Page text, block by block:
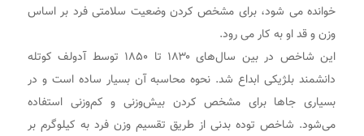
خوانده می شود، برای مشخص کردن وضعیت سلامتی فرد بر اساس
وزن و قد او به کار می رود.
این شاخص در بین سال‌های ۱۸۳۰ تا ۱۸۵۰ توسط آدولف کوتله
دانشمند بلژیکی ابداع شد. نحوه محاسبه آن بسیار ساده است و در
بسیاری جاها برای مشخص کردن بیش‌وزنی و کم‌وزنی استفاده
می‌شود. شاخص توده بدنی از طریق تقسیم وزن فرد به کیلوگرم بر